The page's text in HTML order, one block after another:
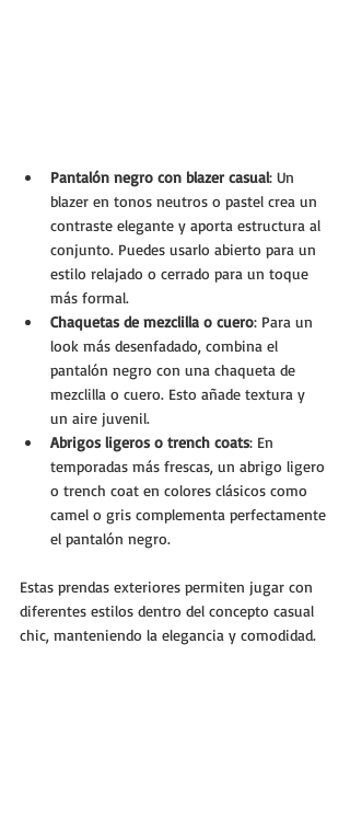
Pantalón negro con blazer casual: Un
blazer en tonos neutros o pastel crea un
contraste elegante y aporta estructura al
conjunto. Puedes usarlo abierto para un
estilo relajado o cerrado para un toque
más formal.
Chaquetas de mezclilla o cuero: Para un
look más desenfadado, combina el
pantalón negro con una chaqueta de
mezclilla o cuero. Esto añade textura y
un aire juvenil.
Abrigos ligeros o trench coats: En
temporadas más frescas, un abrigo ligero
o trench coat en colores clásicos como
camel o gris complementa perfectamente
el pantalón negro.
Estas prendas exteriores permiten jugar con
diferentes estilos dentro del concepto casual
chic, manteniendo la elegancia y comodidad.